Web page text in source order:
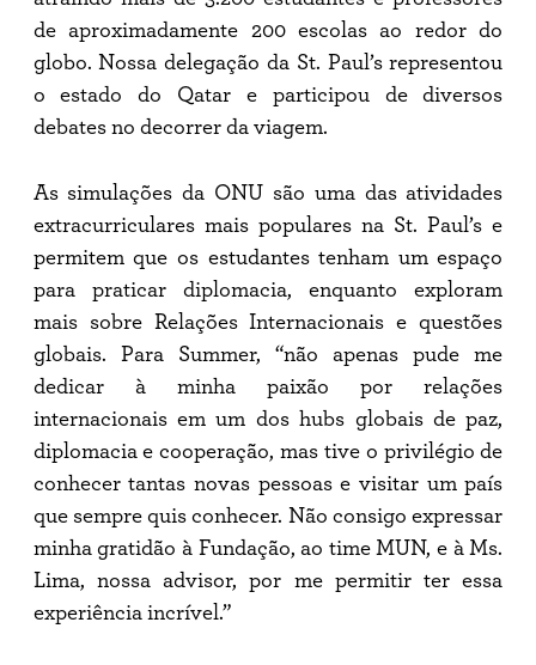
de aproximadamente 200 escolas ao redor do
globo. Nossa delegação da St. Paul’s representou
o estado do Qatar e participou de diversos
debates no decorrer da viagem.
As simulações da ONU são uma das atividades
extracurriculares mais populares na St. Paul’s e
permitem que os estudantes tenham um espaço
para praticar diplomacia, enquanto exploram
mais sobre Relações Internacionais e questões
globais. Para Summer, “não apenas pude me
dedicar à minha paixão por relações
internacionais em um dos hubs globais de paz,
diplomacia e cooperação, mas tive o privilégio de
conhecer tantas novas pessoas e visitar um país
que sempre quis conhecer. Não consigo expressar
minha gratidão à Fundação, ao time MUN, e à Ms.
Lima, nossa advisor, por me permitir ter essa
experiência incrível.”